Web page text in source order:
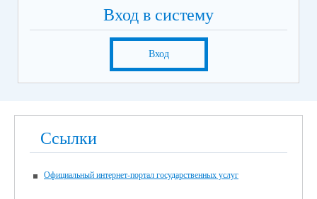
Вход в систему
Вход
Ссылки
Официальный интернет-портал государственных услуг